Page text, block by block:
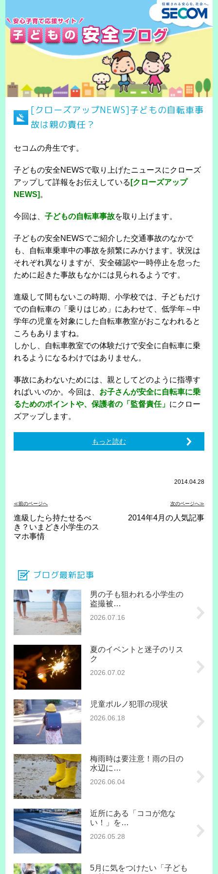
[クローズアップNEWS]子どもの自転車事
故は親の責任？
セコムの舟生です。
子どもの安全NEWSで取り上げたニュースにクローズ
アップして詳報をお伝えしている [クローズアップ
NEWS]。
今回は、子どもの自転車事故を取り上げます。
子どもの安全NEWSでご紹介した交通事故のなかで
も、自転車乗車中の事故を頻繁にみかけます。状況は
それぞれ異なりますが、安全確認や一時停止を怠った
ために起きた事故もなかには見られるようです。
進級して間もないこの時期、小学校では、子どもだけ
での自転車の「乗りはじめ」にあわせて、低学年～中
学年の児童を対象にした自転車教室がおこなわれると
ころもありますね。
しかし、自転車教室での体験だけで安全に自転車に乗
れるようになるわけではありません。
事故にあわないためには、親としてどのように指導す
ればいいのか。今回は、 お子さんが安全に自転車に乗
るためのポイントや、保護者の「監督責任」 にクロー
ズアップします。
もっと読む
2014.04.28
≪前のページへ 次のページへ≫
進級したら持たせるべ
き？いまどき小学生のス
マホ事情
2014年4月の人気記事
ブログ最新記事
男の子も狙われる小学生の
盗撮被…
2026.07.16
夏のイベントと迷子のリス
ク
2026.07.02
児童ポルノ犯罪の現状
2026.06.18
梅雨時は要注意！雨の日の
水辺に…
2026.06.04
近所にある「ココが危な
い！」を…
2026.05.28
5月に気をつけたい「子ども